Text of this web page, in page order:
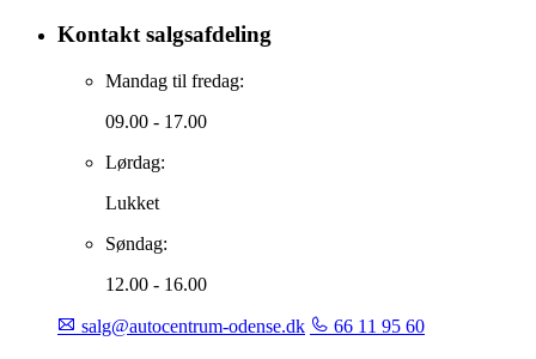
Kontakt salgsafdeling
Mandag til fredag:
09.00 - 17.00
Lørdag:
Lukket
Søndag:
12.00 - 16.00
salg@autocentrum-odense.dk 66 11 95 60